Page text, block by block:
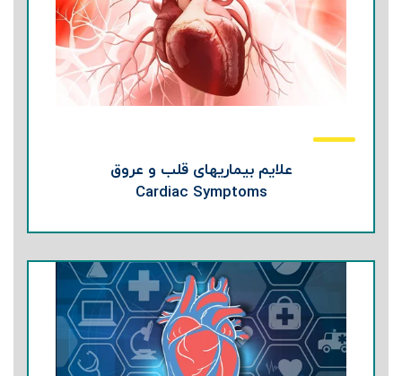
علایم بیماریهای قلب و عروق
Cardiac Symptoms